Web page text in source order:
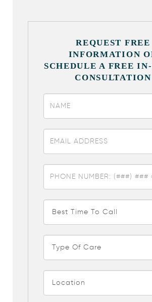
REQUEST FREE
INFORMATION
SCHEDULE A FREE
CONSULTATION